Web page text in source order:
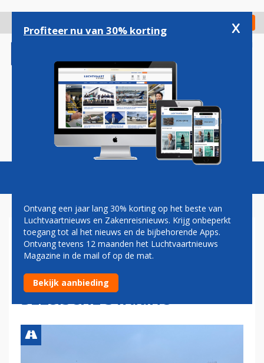
gaan
Check in
Magazine Podcasts Vacatures
MAASTRICHT AACHEN
AIRPORT VERWACHT
TOPDRUKTE DOOR
BELGISCHE STAKING
Profiteer nu van 30% korting x
Ontvang een jaar lang 30% korting op het beste van
Luchtvaartnieuws en Zakenreisnieuws. Krijg onbeperkt
toegang tot al het nieuws en de bijbehorende Apps.
Ontvang tevens 12 maanden het Luchtvaartnieuws
Magazine in de mail of op de mat.
Bekijk aanbieding